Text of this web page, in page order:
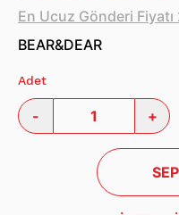
En Ucuz Gönderi Fiyatı
BEAR&DEAR
Adet
- +